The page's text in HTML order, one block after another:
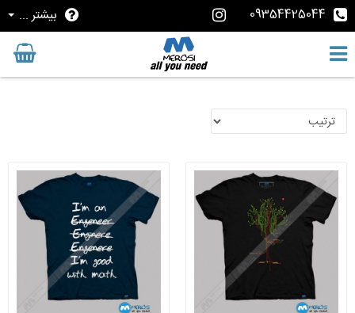
09354425044 بیشتر ...